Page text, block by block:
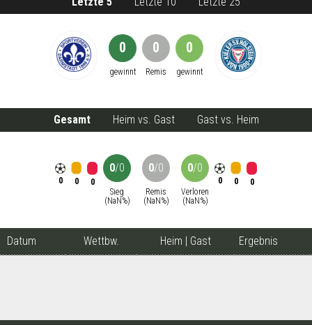
0
gewinnt
0
Remis
0
gewinnt
Gesamt Heim vs. Gast Gast vs. Heim
0 0 0
0/0
Sieg
(NaN%)
0/0
Remis
(NaN%)
0/0
Verloren
(NaN%)
0 0 0
Datum Wettbw. Heim | Gast Ergebnis